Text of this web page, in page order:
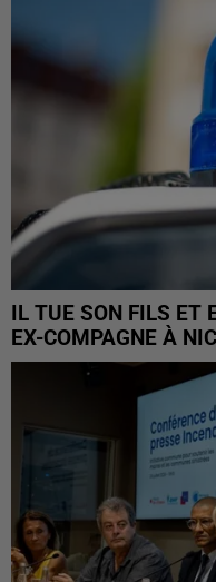
IL TUE SON FILS ET
EX-COMPAGNE À